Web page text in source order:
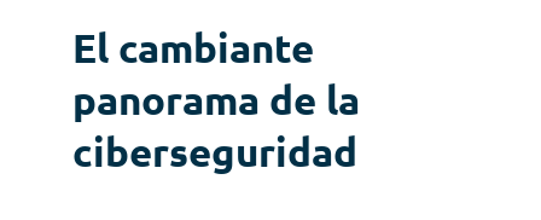
El cambiante
panorama de la
ciberseguridad